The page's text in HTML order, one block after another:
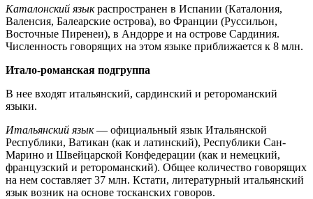
Каталонский языкраспространен в Испании (Каталония,
Валенсия, Балеарские острова), во Франции (Руссильон,
Восточные Пиренеи), в Андорре и на острове Сардиния.
Численность говорящих на этом языке приближается к 8 млн.
Итало-романская подгруппа
В нее входят итальянский, сардинский и ретороманский
языки.
Итальянский язык— официальный язык Итальянской
Республики, Ватикан (как и латинский), Республики Сан-
Марино и Швейцарской Конфедерации (как и немецкий,
французский и ретороманский). Общее количество говорящих
на нем составляет 37 млн. Кстати, литературный итальянский
язык возник на основе тосканских говоров.